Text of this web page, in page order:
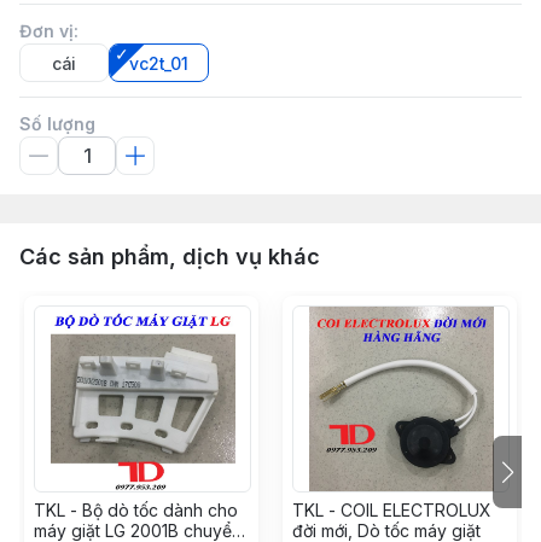
Đơn vị:
cái
vc2t_01
Số lượng
Các sản phẩm, dịch vụ khác
TKL - Bộ dò tốc dành cho
máy giặt LG 2001B chuyển
TKL - COIL ELECTROLUX
đời mới, Dò tốc máy giặt